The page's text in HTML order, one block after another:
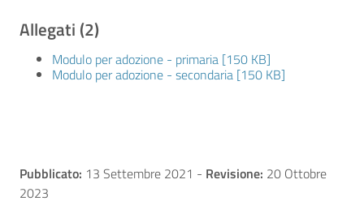
Allegati (2)
Modulo per adozione - primaria [150 KB]
Modulo per adozione - secondaria [150 KB]
Pubblicato: 13 Settembre 2021 - Revisione: 20 Ottobre
2023